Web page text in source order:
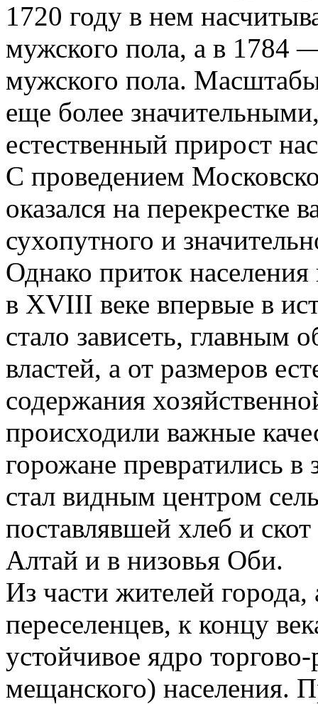
1720 году в нем
мужского пола, а в 1784
мужского пола.
еще более
естественный прирост
С проведением
оказался на
сухопутного и
Однако приток
в XVIII веке впервые в
стало зависеть, главным
властей, а от размеров
содержания
происходили важные
горожане превратились в
стал видным центром
поставлявшей хлеб и
Алтай и в низовья Оби.
Из части жителей
переселенцев, к концу
устойчивое ядро
мещанского) населения.